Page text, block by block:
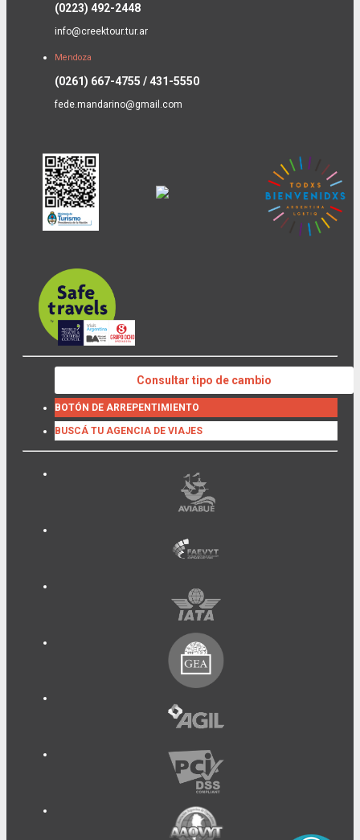
(0223) 492-2448
info@creektour.tur.ar
Mendoza
(0261) 667-4755 / 431-5550
fede.mandarino@gmail.com
Consultar tipo de cambio
BOTÓN DE ARREPENTIMIENTO
BUSCÁ TU AGENCIA DE VIAJES